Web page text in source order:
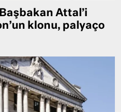
Attal’i
klonu, palyaço